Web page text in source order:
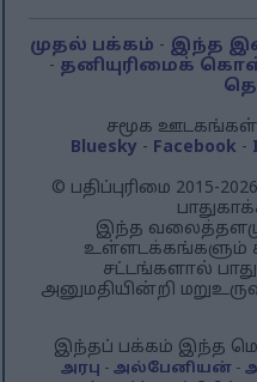
முதல் பக்கம் - இந்த
- தனியுரிமைக்
சமூக ஊடகங்கள்
Bluesky - Facebook -
© பதிப்புரிமை 2015-
இந்த
உள்ளடக்கங்களும்
சட்டங்களால்
அனுமதியின்றி
இந்தப் பக்கம் இந்த
அரபு - அல்பேனியன்-